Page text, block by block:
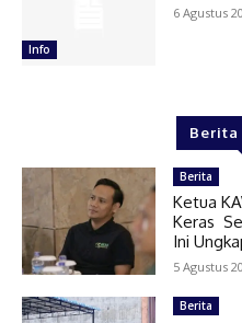
Info
6 Agustus
Berita
Ketua
Keras
Ini
5 Agustus
Berita